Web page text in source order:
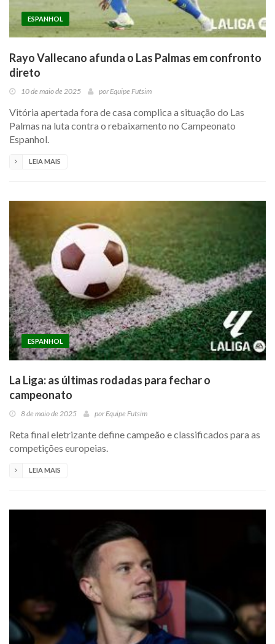
ESPANHOL
Rayo Vallecano afunda o Las Palmas em confronto
direto
10 de maio de 2025 por Equipe Futsim
Vitória apertada fora de casa complica a situação do Las
Palmas na luta contra o rebaixamento no Campeonato
Espanhol.
LEIA MAIS
ESPANHOL
La Liga: as últimas rodadas para fechar o
campeonato
8 de maio de 2025 por Equipe Futsim
Reta final eletrizante define campeão e classificados para as
competições europeias.
LEIA MAIS